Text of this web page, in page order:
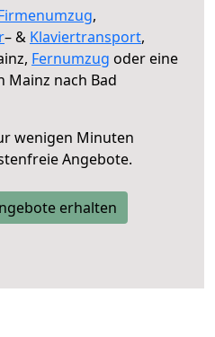
,
– & Klaviertransport,
Fernumzug oder eine
Mainz nach Bad
wenigen Minuten
Angebote.
erhalten